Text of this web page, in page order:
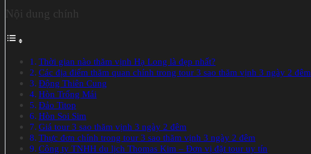
Nội dung chính
Thời gian nào thăm vịnh Hạ Long là đẹp nhất?
Các địa điểm thăm quan chính trong tour 3 sao thăm vịnh 3 ngày 2 đêm
Động Thiên Cung
Hòn Trống Mái
Đảo Titop
Hòn Soi Sim
Giá tour 3 sao thăm vịnh 3 ngày 2 đêm
Thực đơn chính trong tour 3 sao thăm vịnh 3 ngày 2 đêm
Công ty TNHH du lịch Thomas Kim – Đơn vị đặt tour uy tín